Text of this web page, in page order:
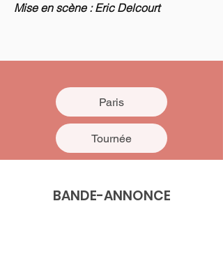
Mise en scène : Eric Delcourt
Paris
Tournée
BANDE-ANNONCE